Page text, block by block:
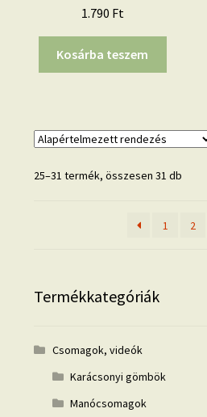
1.790 Ft
Kosárba teszem
25–31 termék, összesen 31 db
1 2
Termékkategóriák
Csomagok, videók
Karácsonyi gömbök
Manócsomagok